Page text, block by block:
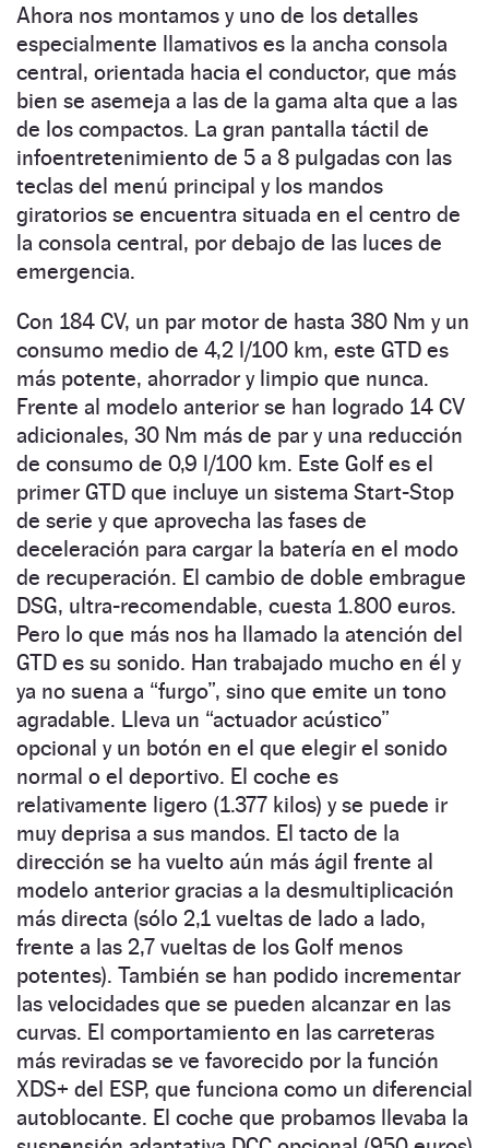
Ahora nos montamos y uno de los detalles
especialmente llamativos es la ancha consola
central, orientada hacia el conductor, que más
bien se asemeja a las de la gama alta que a las
de los compactos. La gran pantalla táctil de
infoentretenimiento de 5 a 8 pulgadas con las
teclas del menú principal y los mandos
giratorios se encuentra situada en el centro de
la consola central, por debajo de las luces de
emergencia.
Con 184 CV, un par motor de hasta 380 Nm y un
consumo medio de 4,2 l/100 km, este GTD es
más potente, ahorrador y limpio que nunca.
Frente al modelo anterior se han logrado 14 CV
adicionales, 30 Nm más de par y una reducción
de consumo de 0,9 l/100 km. Este Golf es el
primer GTD que incluye un sistema Start-Stop
de serie y que aprovecha las fases de
deceleración para cargar la batería en el modo
de recuperación. El cambio de doble embrague
DSG, ultra-recomendable, cuesta 1.800 euros.
Pero lo que más nos ha llamado la atención del
GTD es su sonido. Han trabajado mucho en él y
ya no suena a “furgo”, sino que emite un tono
agradable. Lleva un “actuador acústico”
opcional y un botón en el que elegir el sonido
normal o el deportivo. El coche es
relativamente ligero (1.377 kilos) y se puede ir
muy deprisa a sus mandos. El tacto de la
dirección se ha vuelto aún más ágil frente al
modelo anterior gracias a la desmultiplicación
más directa (sólo 2,1 vueltas de lado a lado,
frente a las 2,7 vueltas de los Golf menos
potentes). También se han podido incrementar
las velocidades que se pueden alcanzar en las
curvas. El comportamiento en las carreteras
más reviradas se ve favorecido por la función
XDS+ del ESP, que funciona como un diferencial
autoblocante. El coche que probamos llevaba la